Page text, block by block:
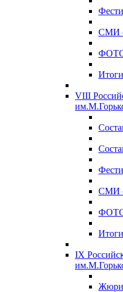
СМИ
VIII
СМИ
IX
Жюри